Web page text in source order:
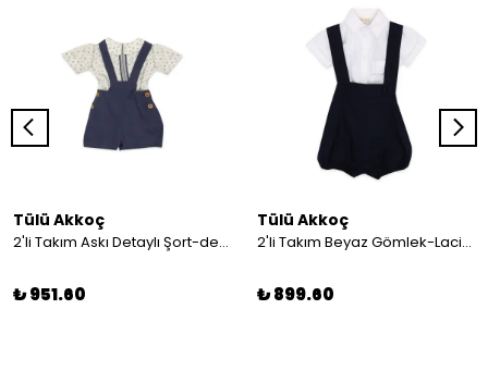
Tülü Akkoç
2'li Takım Askı Detaylı Şort-desenli Gömlek
₺ 951.60
Tülü Akkoç
2'li Takım Beyaz Gömlek-Lacivert Askılı Şort
₺ 899.60